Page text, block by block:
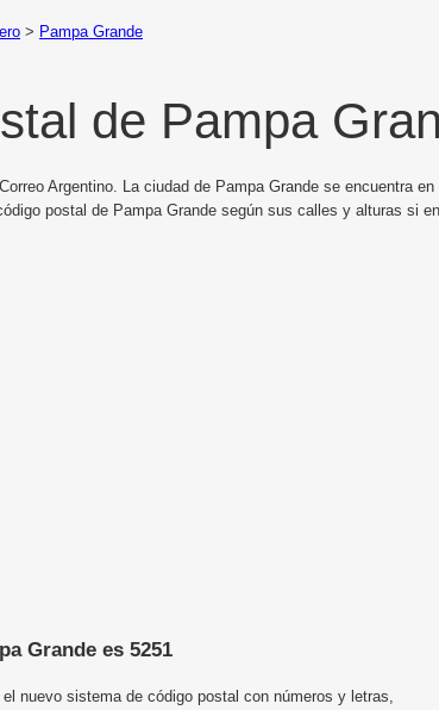
> Pampa Grande
de Pampa
Argentino. La ciudad de Pampa Grande se encuentra
postal de Pampa Grande según sus calles y alturas si
Grande es 5251
nuevo sistema de código postal con números y letras,